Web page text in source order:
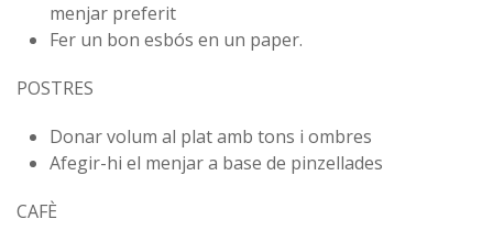
menjar preferit
⁠Fer un bon esbós en un paper.
POSTRES
Donar volum al plat amb tons i ombres
⁠Afegir-hi el menjar a base de pinzellades
CAFÈ